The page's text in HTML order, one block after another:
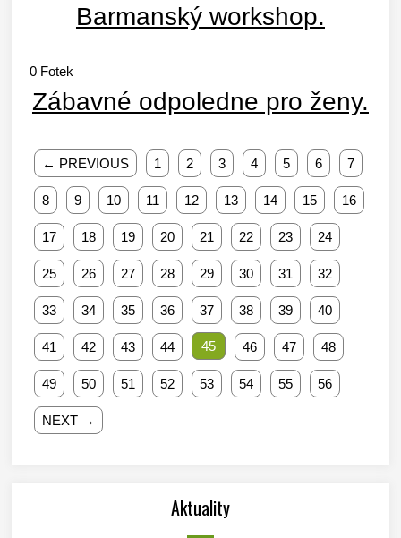
Barmanský workshop.
0 Fotek
Zábavné odpoledne pro ženy.
← PREVIOUS 1 2 3 4 5 6 7
8 9 10 11 12 13 14 15 16
17 18 19 20 21 22 23 24
25 26 27 28 29 30 31 32
33 34 35 36 37 38 39 40
41 42 43 44 45 46 47 48
49 50 51 52 53 54 55 56
NEXT →
Aktuality